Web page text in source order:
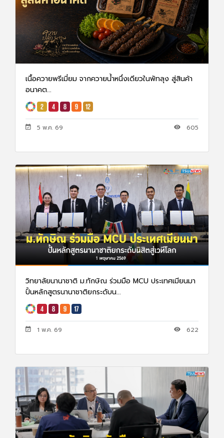
เนื้อควายพรีเมี่ยม จากควายน้ำหนึ่งเดียวในพัทลุง สู่สินค้า
อนาคต...
5 พ.ค. 69 605
วิทยาลัยนานาชาติ ม.ทักษิณ ร่วมมือ MCU ประเทศเมียนมา
ปั้นหลักสูตรนานาชาติยกระดับน...
1 พ.ค. 69 622